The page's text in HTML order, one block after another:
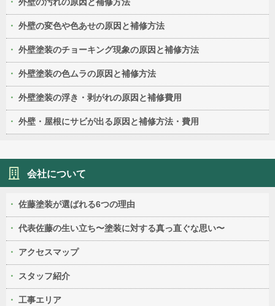
外壁の汚れの原因と補修方法
外壁の変色や色あせの原因と補修方法
外壁塗装のチョーキング現象の原因と補修方法
外壁塗装の色ムラの原因と補修方法
外壁塗装の浮き・剥がれの原因と補修費用
外壁・屋根にサビが出る原因と補修方法・費用
会社について
佐藤塗装が選ばれる6つの理由
代表佐藤の生い立ち〜塗装に対する真っ直ぐな思い〜
アクセスマップ
スタッフ紹介
工事エリア